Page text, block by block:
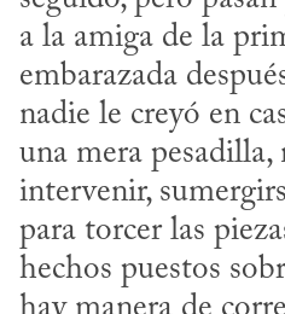
a la amiga de la
embarazada
nadie le creyó en
una mera
intervenir,
para torcer las
hechos puestos